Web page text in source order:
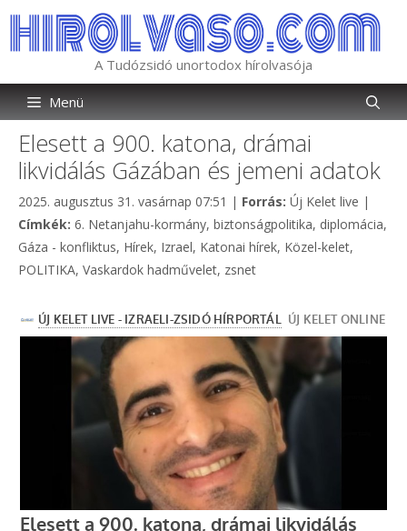
tartalomba
A Tudózsidó unortodox hírolvasója
Menü
Elesett a 900. katona, drámai
likvidálás Gázában és jemeni adatok
2025. augusztus 31. vasárnap 07:51 | Forrás: Kategória
Új Kelet live |
Címkék: Címkék
6. Netanjahu-kormány, biztonságpolitika, diplomácia,
Gáza - konfliktus, Hírek, Izrael, Katonai hírek, Közel-kelet,
POLITIKA, Vaskardok hadművelet, zsnet